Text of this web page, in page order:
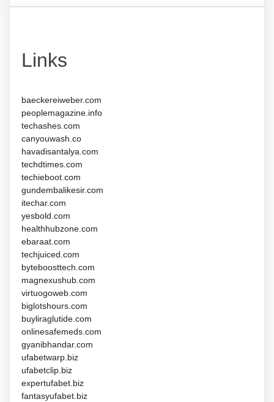
Links
baeckereiweber.com
peoplemagazine.info
techashes.com
canyouwash.co
havadisantalya.com
techdtimes.com
techieboot.com
gundembalikesir.com
itechar.com
yesbold.com
healthhubzone.com
ebaraat.com
techjuiced.com
byteboosttech.com
magnexushub.com
virtuogoweb.com
biglotshours.com
buyliraglutide.com
onlinesafemeds.com
gyanibhandar.com
ufabetwarp.biz
ufabetclip.biz
expertufabet.biz
fantasyufabet.biz